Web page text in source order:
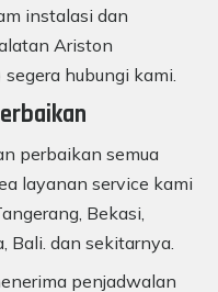
instalasi dan
Ariston
hubungi kami.
perbaikan semua
layanan service kami
Bekasi,
Bali. dan sekitarnya.
penjadwalan